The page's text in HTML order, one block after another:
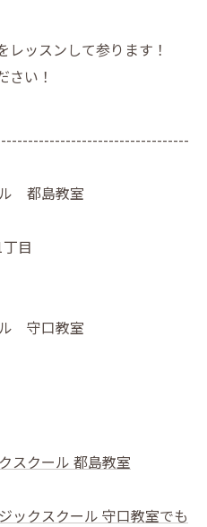
レッスンして参ります！
さい！
ル 都島教室
目
ル 守口教室
スクール 都島教室
ックスクール 守口教室でも